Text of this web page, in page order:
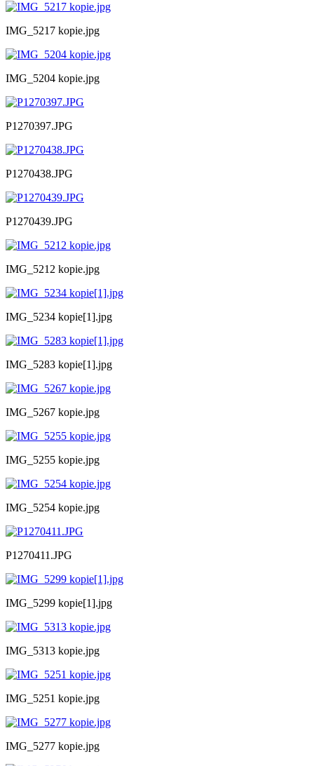
IMG_5217 kopie.jpg
IMG_5204 kopie.jpg
P1270397.JPG
P1270438.JPG
P1270439.JPG
IMG_5212 kopie.jpg
IMG_5234 kopie[1].jpg
IMG_5283 kopie[1].jpg
IMG_5267 kopie.jpg
IMG_5255 kopie.jpg
IMG_5254 kopie.jpg
P1270411.JPG
IMG_5299 kopie[1].jpg
IMG_5313 kopie.jpg
IMG_5251 kopie.jpg
IMG_5277 kopie.jpg